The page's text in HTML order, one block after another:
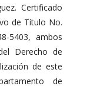
Certificado
de Título No.
5403, ambos
Derecho de
de este
de